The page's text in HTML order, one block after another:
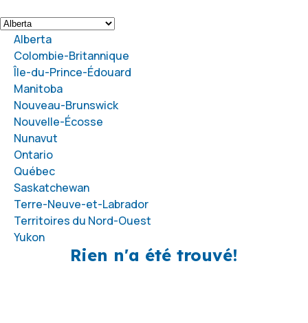
Alberta
Colombie-Britannique
Île-du-Prince-Édouard
Manitoba
Nouveau-Brunswick
Nouvelle-Écosse
Nunavut
Ontario
Québec
Saskatchewan
Terre-Neuve-et-Labrador
Territoires du Nord-Ouest
Yukon
Rien n'a été trouvé!